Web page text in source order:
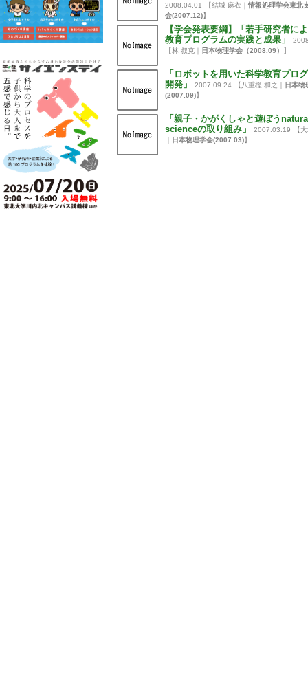
2008.04.01 【結城 麻衣｜ 情報処理学会東北
会(2007.12)】
【学会発表要綱】「若手研究者に
教育プログラムの実践と成果」
【林 叔克｜
日本物理学会（2008.09） 】
「ロボットを用いた科学教育プロ
開発」
2007.09.24 【八重樫 和之｜
日本物
(2007.09)】
「親子・かがくしゃと遊ぼう
scienceの取り組み」
2007.03.19
【
日本物理学会(2007.03)】